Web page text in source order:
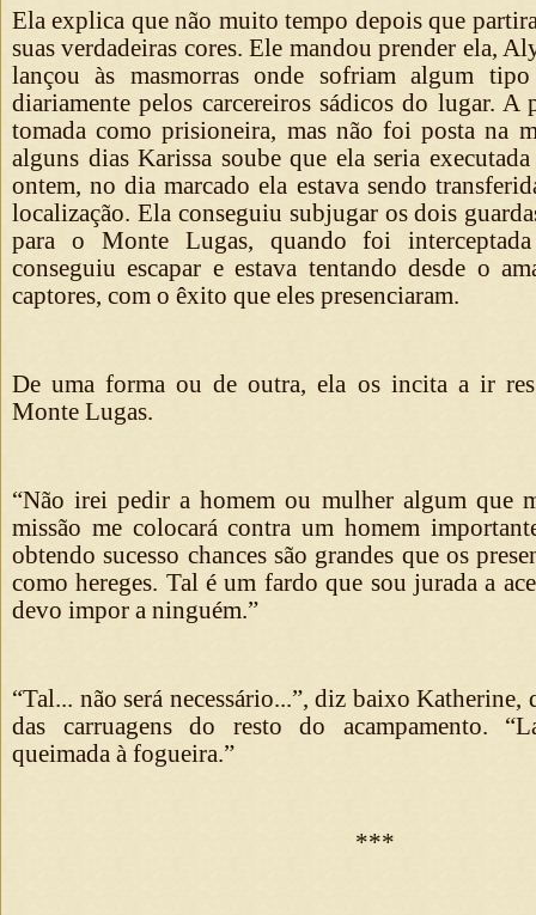
Ela explica que não muito tempo depois que
suas verdadeiras cores. Ele mandou prender ela,
lançou às masmorras onde sofriam algum
diariamente pelos carcereiros sádicos do lugar. A
tomada como prisioneira, mas não foi posta na
alguns dias Karissa soube que ela seria
ontem, no dia marcado ela estava sendo
localização. Ela conseguiu subjugar os dois
para o Monte Lugas, quando foi
conseguiu escapar e estava tentando desde o
captores, com o êxito que eles presenciaram.
De uma forma ou de outra, ela os incita a ir
Monte Lugas.
“Não irei pedir a homem ou mulher algum que
missão me colocará contra um homem
obtendo sucesso chances são grandes que os
como hereges. Tal é um fardo que sou jurada a
devo impor a ninguém.”
“Tal... não será necessário...”, diz baixo Katherine,
das carruagens do resto do acampamento.
queimada à fogueira.”
***